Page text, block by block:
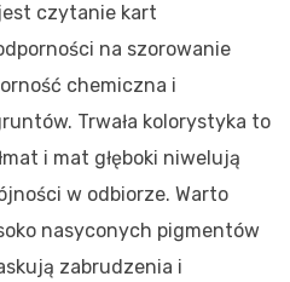
czytanie kart
na szorowanie
chemiczna i
Trwała kolorystyka to
i mat głęboki niwelują
w odbiorze. Warto
nasyconych pigmentów
zabrudzenia i